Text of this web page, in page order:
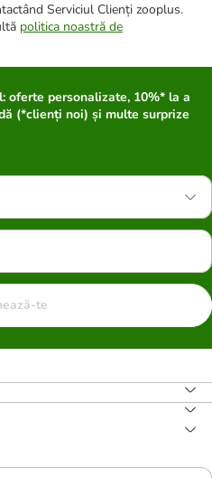
Serviciul Clienți zooplus.
politica noastră de
oferte personalizate, 10%* la a
(*clienți noi) și multe surprize
te